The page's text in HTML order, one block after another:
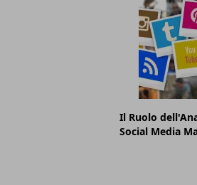
Il Ruolo
Social Media